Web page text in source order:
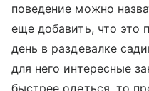
поведение можно
еще добавить, что это
день в раздевалке
для него интересные
быстрее одеться, то